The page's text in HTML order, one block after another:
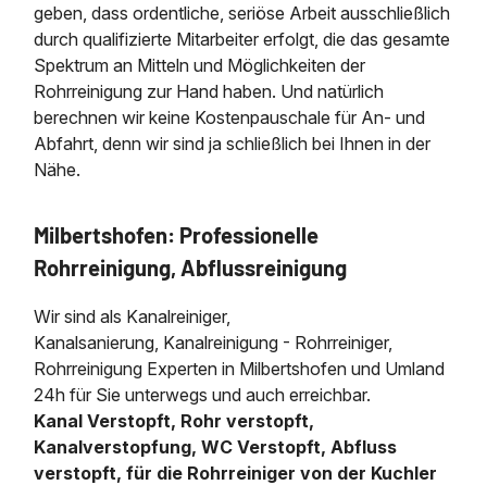
geben, dass ordentliche, seriöse Arbeit ausschließlich
durch qualifizierte Mitarbeiter erfolgt, die das gesamte
Spektrum an Mitteln und Möglichkeiten der
Rohrreinigung zur Hand haben. Und natürlich
berechnen wir keine Kostenpauschale für An- und
Abfahrt, denn wir sind ja schließlich bei Ihnen in der
Nähe.
Milbertshofen: Professionelle
Rohrreinigung, Abflussreinigung
Wir sind als Kanalreiniger,
Kanalsanierung, Kanalreinigung - Rohrreiniger,
Rohrreinigung Experten in Milbertshofen und Umland
24h für Sie unterwegs und auch erreichbar.
Kanal Verstopft, Rohr verstopft,
Kanalverstopfung, WC Verstopft, Abfluss
verstopft, für die Rohrreiniger von der Kuchler